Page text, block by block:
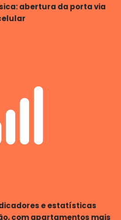
abertura da porta via
e estatísticas
com apartamentos mais